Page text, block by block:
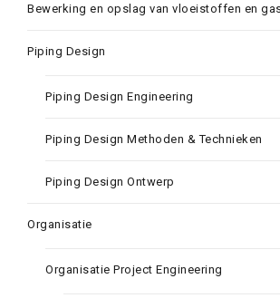
Bewerking en opslag van vloeistoffen en
Piping Design
Piping Design Engineering
Piping Design Methoden & Technieken
Piping Design Ontwerp
Organisatie
Organisatie Project Engineering